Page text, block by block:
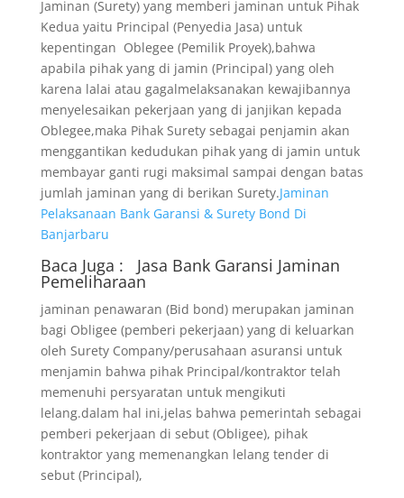
Jaminan (Surety) yang memberi jaminan untuk Pihak
Kedua yaitu Principal (Penyedia Jasa) untuk
kepentingan Oblegee (Pemilik Proyek),bahwa
apabila pihak yang di jamin (Principal) yang oleh
karena lalai atau gagalmelaksanakan kewajibannya
menyelesaikan pekerjaan yang di janjikan kepada
Oblegee,maka Pihak Surety sebagai penjamin akan
menggantikan kedudukan pihak yang di jamin untuk
membayar ganti rugi maksimal sampai dengan batas
jumlah jaminan yang di berikan Surety.Jaminan
Pelaksanaan Bank Garansi & Surety Bond Di
Banjarbaru
Baca Juga : Jasa Bank Garansi Jaminan
Pemeliharaan
jaminan penawaran (Bid bond) merupakan jaminan
bagi Obligee (pemberi pekerjaan) yang di keluarkan
oleh Surety Company/perusahaan asuransi untuk
menjamin bahwa pihak Principal/kontraktor telah
memenuhi persyaratan untuk mengikuti
lelang.dalam hal ini,jelas bahwa pemerintah sebagai
pemberi pekerjaan di sebut (Obligee), pihak
kontraktor yang memenangkan lelang tender di
sebut (Principal),